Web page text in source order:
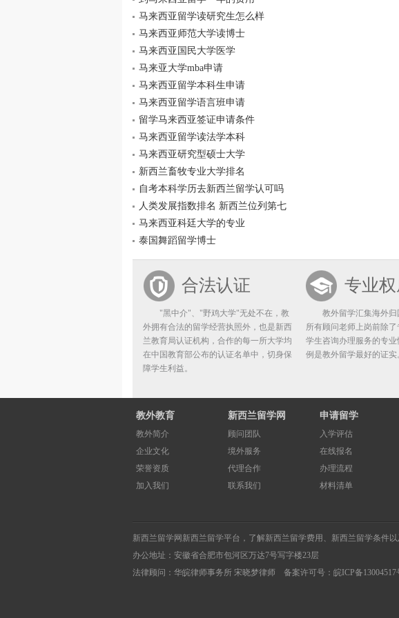
马来西亚留学读研究生怎么样
马来西亚师范大学读博士
马来西亚国民大学医学
马来亚大学mba申请
马来西亚留学本科生申请
马来西亚留学语言班申请
留学马来西亚签证申请条件
马来西亚留学读法学本科
马来西亚研究型硕士大学
新西兰畜牧专业大学排名
自考本科学历去新西兰留学认可吗
人类发展指数排名 新西兰位列第七
马来西亚科廷大学的专业
泰国舞蹈留学博士
合法认证
"黑中介"、"野鸡大学"无处不在，教
外拥有合法的留学经营执照外，也是新西
兰教育局认证机构，合作的每一所大学均
在中国教育部公布的认证名单中，切身保
障学生利益。
专业
教外留学汇集海外归
所有顾问老师上岗前除
学生咨询办理服务的专
例是教外留学最好的证实
教外教育
教外简介
企业文化
荣誉资质
加入我们
新西兰留学网
顾问团队
境外服务
代理合作
联系我们
申请留学
入学评估
在线报名
办理流程
材料清单
新西兰留学网 新西兰留学平台，了解新西兰留学费用 、 新西兰留学条件
办公地址：安徽省合肥市包河区万达7号写字楼23层
法律顾问：华皖律师事务所 宋晓梦律师 备案许可号： 皖ICP备13004517